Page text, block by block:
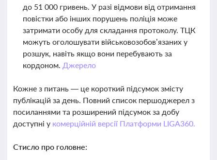
до 51 000 гривень. У разі відмови від отримання
повістки або інших порушень поліція може
затримати особу для складання протоколу. ТЦК
можуть оголошувати військовозобов’язаних у
розшук, навіть якщо вони перебувають за
кордоном. Джерело
Кожне з питань — це короткий підсумок змісту
публікацій за день. Повний список першоджерел з
посиланнями та розширений підсумок за добу
доступні у комерційній версії Платформи LIGA360.
Стисло про головне: